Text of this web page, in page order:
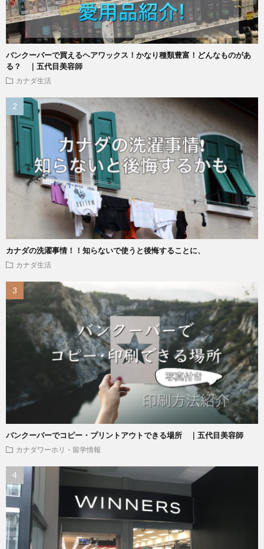
バンクーバーで買えるヘアワックス！かなり種類豊富！どんなものがあ
る？ ｜五代目美容師
カナダ生活
カナダの洗濯事情！！知らないで使うと後悔することに、
カナダ生活
バンクーバーでコピー・プリントアウトできる場所 ｜五代目美容師
カナダワーホリ・留学情報